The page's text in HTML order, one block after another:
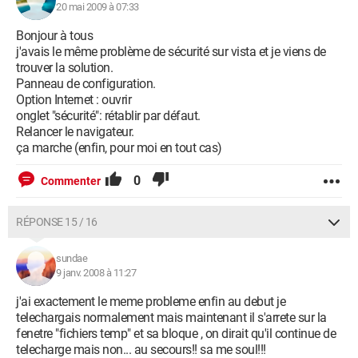
20 mai 2009 à 07:33
Bonjour à tous
j'avais le même problème de sécurité sur vista et je viens de
trouver la solution.
Panneau de configuration.
Option Internet : ouvrir
onglet "sécurité": rétablir par défaut.
Relancer le navigateur.
ça marche (enfin, pour moi en tout cas)
Commenter 0
RÉPONSE 15 / 16
sundae
9 janv. 2008 à 11:27
j'ai exactement le meme probleme enfin au debut je
telechargais normalement mais maintenant il s'arrete sur la
fenetre "fichiers temp" et sa bloque , on dirait qu'il continue de
telecharge mais non... au secours!! sa me soul!!!